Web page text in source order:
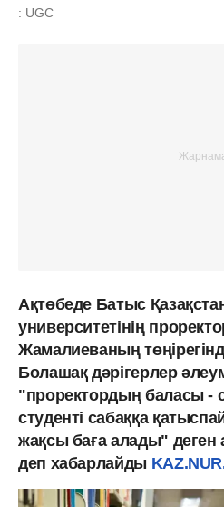
: UGC
Ақтөбеде Батыс
университетінің
Жамалиеваның
Болашақ дәрігерлер
"проректордың баласы -
студенті сабаққа
жақсы баға алады" деген
деп хабарлайды